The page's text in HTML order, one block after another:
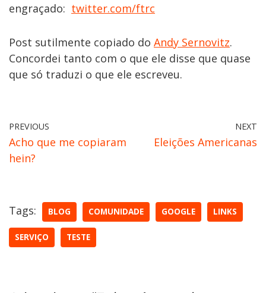
engraçado: twitter.com/ftrc
Post sutilmente copiado do Andy Sernovitz.
Concordei tanto com o que ele disse que quase
que só traduzi o que ele escreveu.
PREVIOUS
Acho que me copiaram
hein?
NEXT
Eleições Americanas
Tags: BLOG COMUNIDADE GOOGLE LINKS
SERVIÇO TESTE